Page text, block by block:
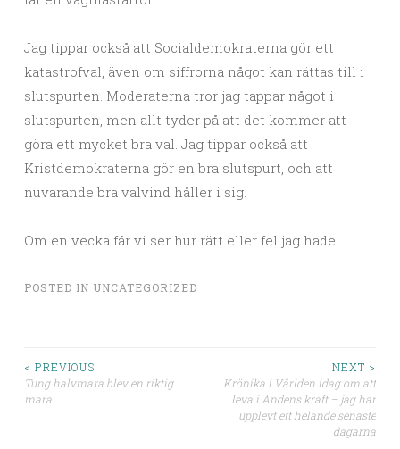
Jag tippar också att Socialdemokraterna gör ett
katastrofval, även om siffrorna något kan rättas till i
slutspurten. Moderaterna tror jag tappar något i
slutspurten, men allt tyder på att det kommer att
göra ett mycket bra val. Jag tippar också att
Kristdemokraterna gör en bra slutspurt, och att
nuvarande bra valvind håller i sig.
Om en vecka får vi ser hur rätt eller fel jag hade.
POSTED IN UNCATEGORIZED
Post navigation
< PREVIOUS
Tung halvmara blev en riktig
mara
NEXT >
Krönika i Världen idag om att
leva i Andens kraft – jag har
upplevt ett helande senaste
dagarna